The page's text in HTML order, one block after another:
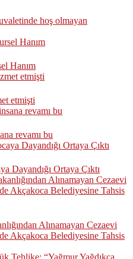
hoş olmayan
Hanım
etmişti
revamı bu
Dayandığı Ortaya Çıktı
Alınamayan Cezaevi
Akçakoca Belediyesine Tahsis